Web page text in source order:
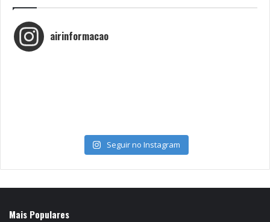
airinformacao
Seguir no Instagram
Mais Populares